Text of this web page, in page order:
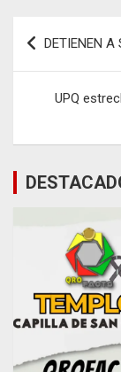
Navegación
de
entradas
DETIENEN A
UPQ